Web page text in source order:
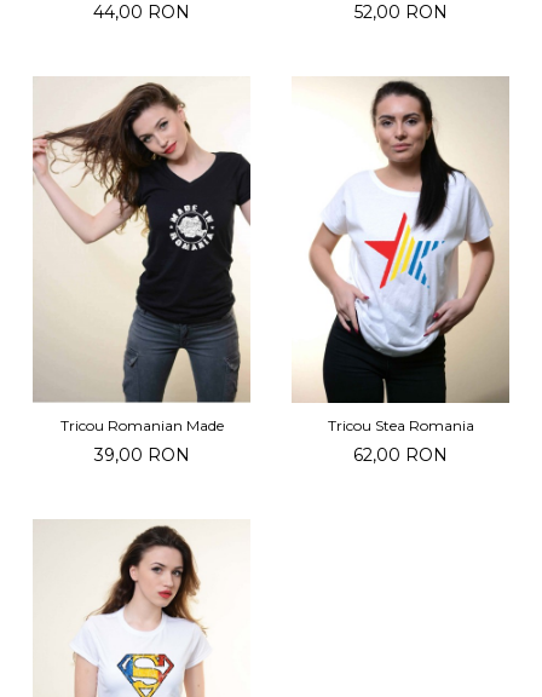
44,00 RON 52,00 RON
Tricou Romanian Made
39,00 RON
Tricou Stea Romania
62,00 RON